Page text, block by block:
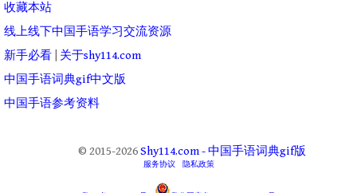
收藏本站
线上线下中国手语学习交流资源
新手必看
关于shy114.com
中国手语词典gif中文版
中国手语参考资料
© 2015-2026Shy114.com - 中国手语词典gif版
服务协议 隐私政策